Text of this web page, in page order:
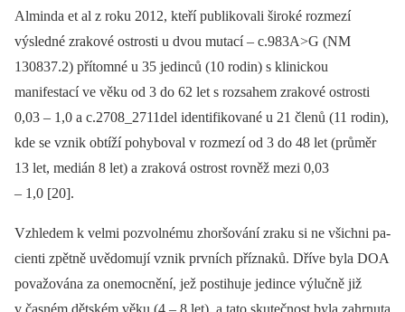
Alminda et al z roku 2012, kteří publikovali široké rozmezí
výsledné zrakové ostrosti u dvou mutací –⁠ c.983A>G (NM
130837.2) přítomné u 35 jedinců (10 rodin) s klinickou
manifestací ve věku od 3 do 62 let s rozsahem zrakové ostrosti
0,03 –⁠ 1,0 a c.2708_2711del identifikované u 21 členů (11 rodin),
kde se vznik obtíží pohyboval v rozmezí od 3 do 48 let (průměr
13 let, medián 8 let) a zraková ostrost rovněž mezi 0,03
–⁠ 1,0 [20].
Vzhledem k velmi pozvolnému zhoršování zraku si ne všichni pa­
cienti zpětně uvědomují vznik prvních příznaků. Dříve byla DOA
považována za onemocnění, jež postihuje jedince výlučně již